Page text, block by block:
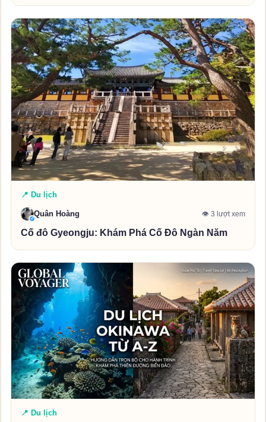
📍 Du lịch
✓
Quân Hoàng 👁 3 lượt xem
Cố đô Gyeongju: Khám Phá Cố Đô Ngàn Năm
📍 Du lịch